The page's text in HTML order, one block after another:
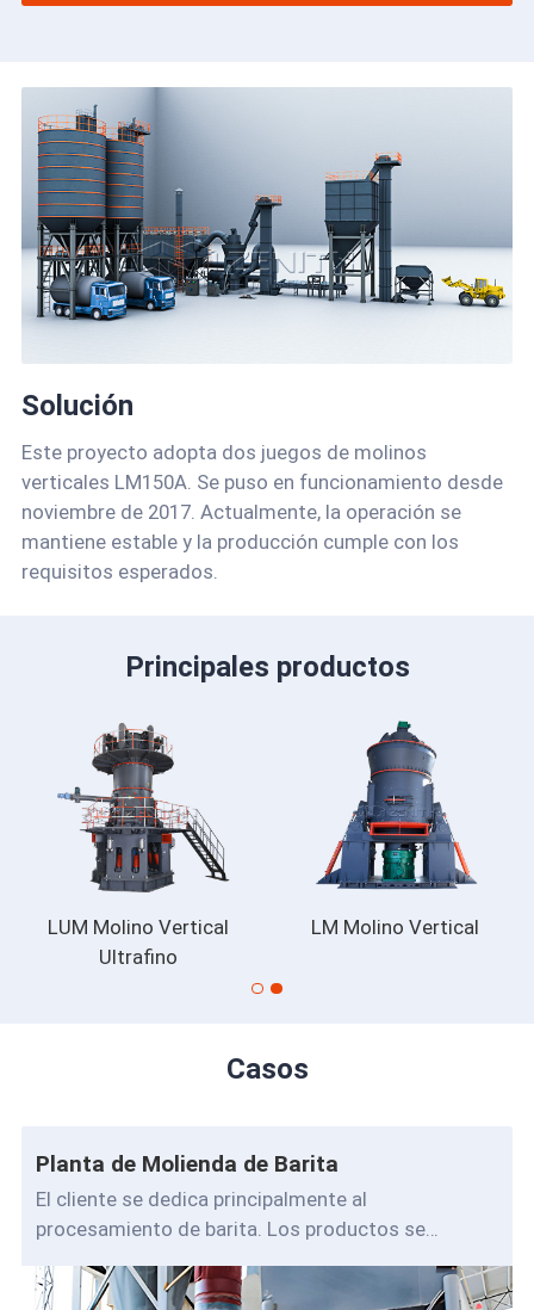
Solución
Este proyecto adopta dos juegos de molinos
verticales LM150A. Se puso en funcionamiento desde
noviembre de 2017. Actualmente, la operación se
mantiene estable y la producción cumple con los
requisitos esperados.
Principales productos
LUM Molino Vertical
Ultrafino
LM Molino Vertical
Casos
Planta de Molienda de Barita
El cliente se dedica principalmente al
procesamiento de barita. Los productos se